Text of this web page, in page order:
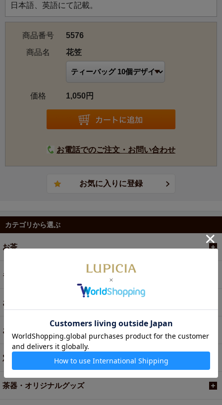
だ、すっきりとした味わいの紅茶です。鮮やかな紅花やル
イボスティーが、華やかな彩りを添えています。
日本語、英語にて記載。
商品番号
5576
商品名
花笠
価格 1,050円
お電話でのご注文・お問い合わせ
カテゴリから選ぶ
お茶
ギフト
お菓子・食品・飲料
お買い得商品
定期便
茶器・オリジナルグッズ